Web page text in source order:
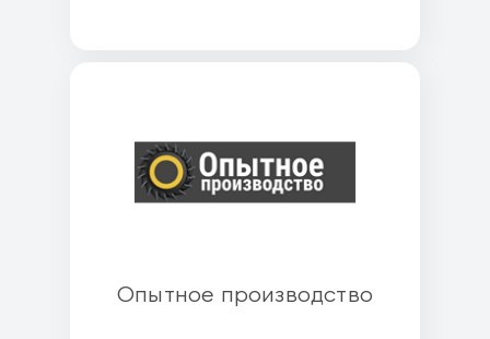
Опытное производство